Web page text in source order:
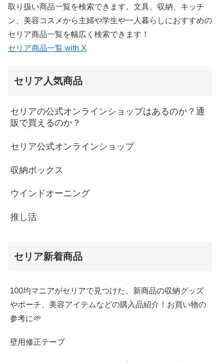
取り扱い商品一覧を検索できます。文具、収納、キッチ
ン、美容コスメから主婦や学生や一人暮らしにおすすめの
セリア商品一覧を幅広く検索できます！
セリア商品一覧 with X
セリア人気商品
セリアの公式オンラインショップはあるのか？通
販で買えるのか？
セリア公式オンラインショップ
収納ボックス
ウインドオーニング
推し活
セリア新着商品
100均マニアがセリアで見つけた、新商品の収納グッズ
やポーチ、美容アイテムなどの購入品紹介！お買い物の
参考に🌱
壁用修正テープ